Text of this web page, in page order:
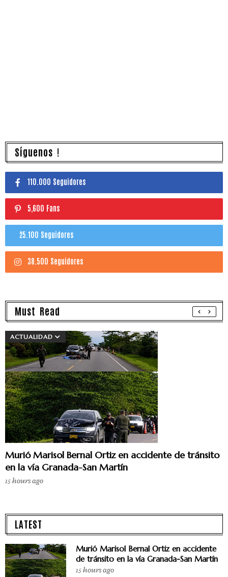
Síguenos !
110.000 Seguidores
5,600 Fans
25.100 Seguidores
38.500 Seguidores
Must Read
ACTUALIDAD
Murió Marisol Bernal Ortiz en accidente de tránsito
en la vía Granada-San Martín
15 hours ago
LATEST
Murió Marisol Bernal Ortiz en accidente
de tránsito en la vía Granada-San Martín
15 hours ago